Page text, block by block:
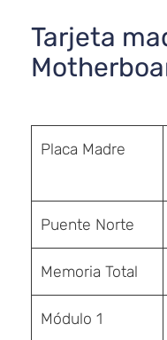
Tarjeta
Placa Madre
Puente Norte
Memoria Total
Módulo 1